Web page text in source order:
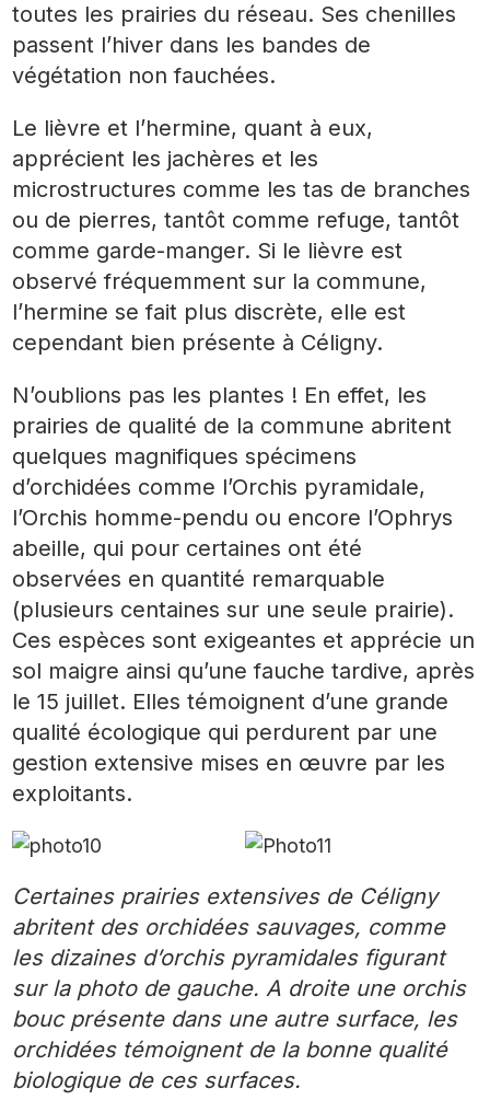
toutes les prairies du réseau. Ses chenilles
passent l’hiver dans les bandes de
végétation non fauchées.
Le lièvre et l’hermine, quant à eux,
apprécient les jachères et les
microstructures comme les tas de branches
ou de pierres, tantôt comme refuge, tantôt
comme garde-manger. Si le lièvre est
observé fréquemment sur la commune,
l’hermine se fait plus discrète, elle est
cependant bien présente à Céligny.
N’oublions pas les plantes ! En effet, les
prairies de qualité de la commune abritent
quelques magnifiques spécimens
d’orchidées comme l’Orchis pyramidale,
l’Orchis homme-pendu ou encore l’Ophrys
abeille, qui pour certaines ont été
observées en quantité remarquable
(plusieurs centaines sur une seule prairie).
Ces espèces sont exigeantes et apprécie un
sol maigre ainsi qu’une fauche tardive, après
le 15 juillet. Elles témoignent d’une grande
qualité écologique qui perdurent par une
gestion extensive mises en œuvre par les
exploitants.
Certaines prairies extensives de Céligny
abritent des orchidées sauvages, comme
les dizaines d’orchis pyramidales figurant
sur la photo de gauche. A droite une orchis
bouc présente dans une autre surface, les
orchidées témoignent de la bonne qualité
biologique de ces surfaces.